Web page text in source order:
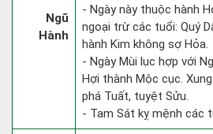
Ngũ
Hành
- Ngày này thuộc hành
ngoại trừ các tuổi: Quý
hành Kim không sợ Hỏa.
- Ngày Mùi lục hợp với
Hợi thành Mộc cục.
phá Tuất, tuyệt Sửu.
- Tam Sát kỵ mệnh các